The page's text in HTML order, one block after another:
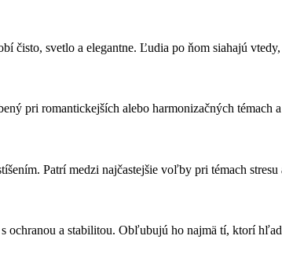
čisto, svetlo a elegantne. Ľudia po ňom siahajú
pri romantickejších alebo harmonizačných
Patrí medzi najčastejšie voľby pri témach
ochranou a stabilitou. Obľubujú ho najmä tí, ktorí